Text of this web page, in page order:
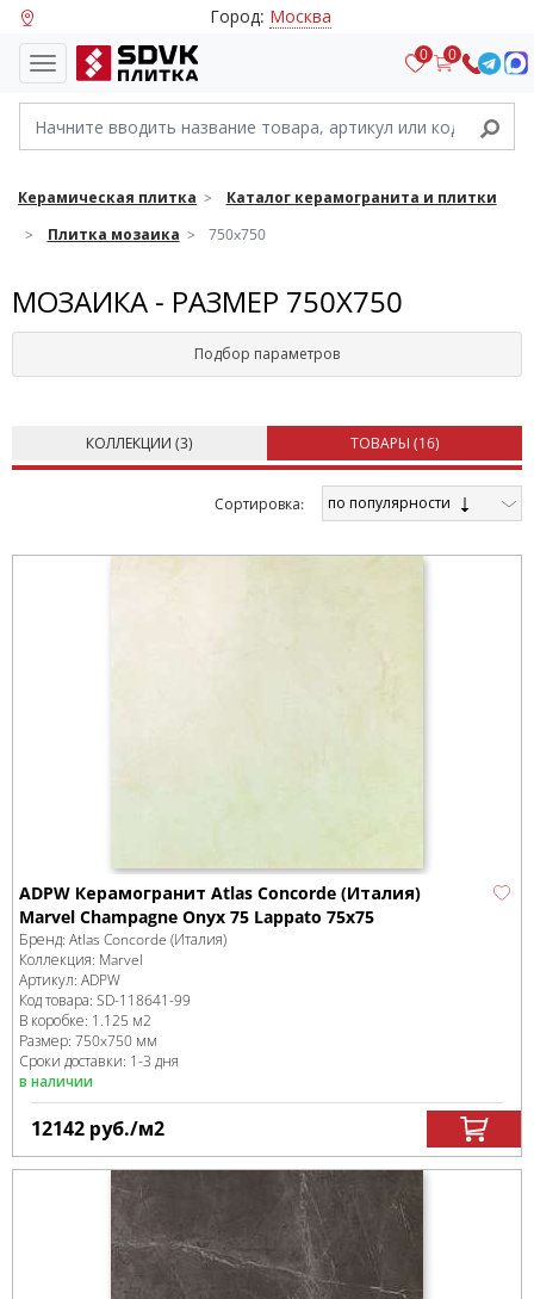
Город: Москва
0 0
Керамическая плитка
Каталог керамогранита и плитки
Плитка мозаика
750x750
МОЗАИКА - РАЗМЕР 750X750
Подбор параметров
КОЛЛЕКЦИИ (3) ТОВАРЫ (16)
Cортировка: по популярности
ADPW Керамогранит Atlas Concorde (Италия)
Marvel Champagne Onyx 75 Lappato 75x75
Бренд: Atlas Concorde (Италия)
Коллекция: Marvel
Артикул: ADPW
Код товара: SD-118641-99
В коробке: 1.125 м2
Размер: 750x750 мм
Сроки доставки: 1-3 дня
в наличии
12142 руб./м2